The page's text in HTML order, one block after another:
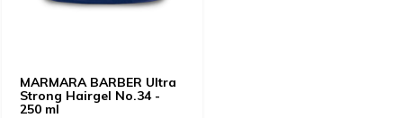
MARMARA BARBER Ultra
Strong Hairgel No.34 -
250 ml